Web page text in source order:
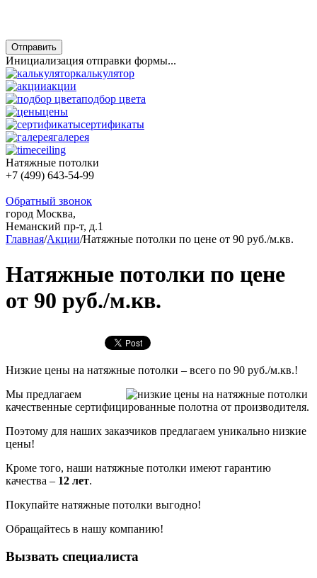
Отправить
Инициализация отправки формы...
калькулятор
акции
подбор цвета
цены
сертификаты
галерея
Натяжные потолки
+7 (499) 643-54-99
Обратный звонок
город Москва,
Неманский пр-т, д.1
Главная/Акции/Натяжные потолки по цене от 90 руб./м.кв.
Натяжные потолки по цене
от 90 руб./м.кв.
Низкие цены на натяжные потолки – всего по 90 руб./м.кв.!
Мы предлагаем
качественные сертифицированные полотна от производителя.
Поэтому для наших заказчиков предлагаем уникально низкие
цены!
Кроме того, наши натяжные потолки имеют гарантию
качества – 12 лет.
Покупайте натяжные потолки выгодно!
Обращайтесь в нашу компанию!
Вызвать специалиста